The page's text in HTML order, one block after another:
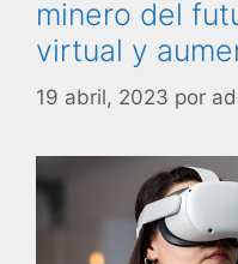
minero del
virtual y
19 abril, 2023 por